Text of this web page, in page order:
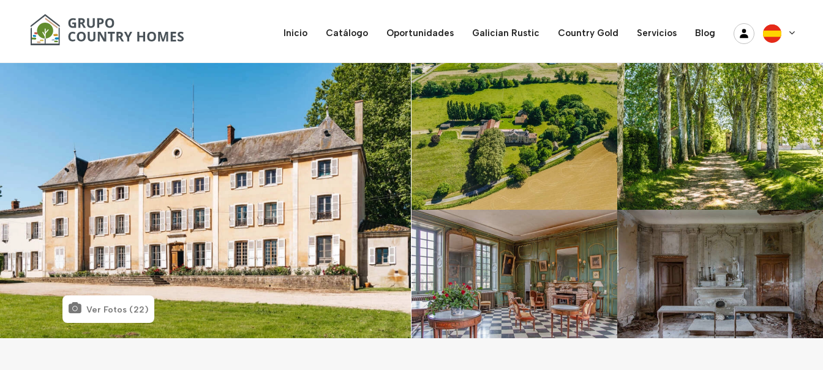
Inicio Catálogo Oportunidades Galician Rustic Country Gold Servicios Blog
Ver Fotos (22)